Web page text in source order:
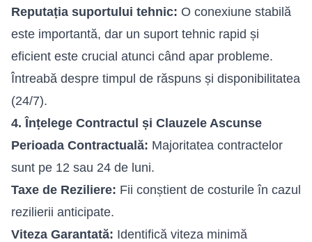
Reputația suportului tehnic: O conexiune stabilă
este importantă, dar un suport tehnic rapid și
eficient este crucial atunci când apar probleme.
Întreabă despre timpul de răspuns și disponibilitatea
(24/7).
4. Înțelege Contractul și Clauzele Ascunse
Perioada Contractuală: Majoritatea contractelor
sunt pe 12 sau 24 de luni.
Taxe de Reziliere: Fii conștient de costurile în cazul
rezilierii anticipate.
Viteza Garantată: Identifică viteza minimă